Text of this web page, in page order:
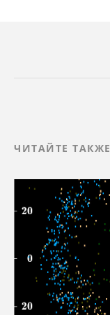
ЧИТАЙТЕ ТАКЖЕ